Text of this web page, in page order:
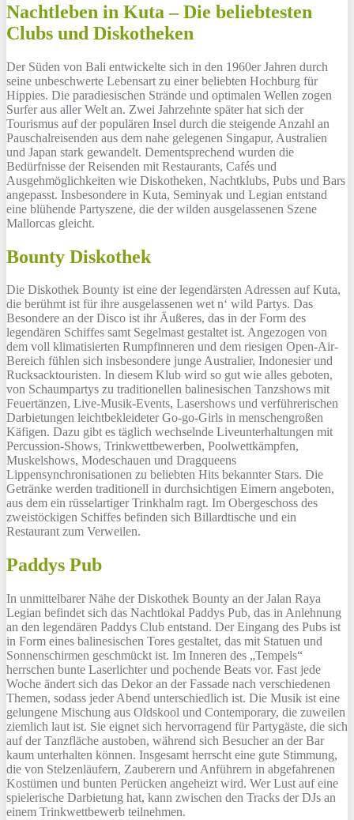
Nachtleben in Kuta – Die beliebtesten
Clubs und Diskotheken
Der Süden von Bali entwickelte sich in den 1960er Jahren durch
seine unbeschwerte Lebensart zu einer beliebten Hochburg für
Hippies. Die paradiesischen Strände und optimalen Wellen zogen
Surfer aus aller Welt an. Zwei Jahrzehnte später hat sich der
Tourismus auf der populären Insel durch die steigende Anzahl an
Pauschalreisenden aus dem nahe gelegenen Singapur, Australien
und Japan stark gewandelt. Dementsprechend wurden die
Bedürfnisse der Reisenden mit Restaurants, Cafés und
Ausgehmöglichkeiten wie Diskotheken, Nachtklubs, Pubs und Bars
angepasst. Insbesondere in Kuta, Seminyak und Legian entstand
eine blühende Partyszene, die der wilden ausgelassenen Szene
Mallorcas gleicht.
Bounty Diskothek
Die Diskothek Bounty ist eine der legendärsten Adressen auf Kuta,
die berühmt ist für ihre ausgelassenen wet n‘ wild Partys. Das
Besondere an der Disco ist ihr Äußeres, das in der Form des
legendären Schiffes samt Segelmast gestaltet ist. Angezogen von
dem voll klimatisierten Rumpfinneren und dem riesigen Open-Air-
Bereich fühlen sich insbesondere junge Australier, Indonesier und
Rucksacktouristen. In diesem Klub wird so gut wie alles geboten,
von Schaumpartys zu traditionellen balinesischen Tanzshows mit
Feuertänzen, Live-Musik-Events, Lasershows und verführerischen
Darbietungen leichtbekleideter Go-go-Girls in menschengroßen
Käfigen. Dazu gibt es täglich wechselnde Liveunterhaltungen mit
Percussion-Shows, Trinkwettbewerben, Poolwettkämpfen,
Muskelshows, Modeschauen und Dragqueens
Lippensynchronisationen zu beliebten Hits bekannter Stars. Die
Getränke werden traditionell in durchsichtigen Eimern angeboten,
aus dem ein rüsselartiger Trinkhalm ragt. Im Obergeschoss des
zweistöckigen Schiffes befinden sich Billardtische und ein
Restaurant zum Verweilen.
Paddys Pub
In unmittelbarer Nähe der Diskothek Bounty an der Jalan Raya
Legian befindet sich das Nachtlokal Paddys Pub, das in Anlehnung
an den legendären Paddys Club entstand. Der Eingang des Pubs ist
in Form eines balinesischen Tores gestaltet, das mit Statuen und
Sonnenschirmen geschmückt ist. Im Inneren des „Tempels“
herrschen bunte Laserlichter und pochende Beats vor. Fast jede
Woche ändert sich das Dekor an der Fassade nach verschiedenen
Themen, sodass jeder Abend unterschiedlich ist. Die Musik ist eine
gelungene Mischung aus Oldskool und Contemporary, die zuweilen
ziemlich laut ist. Sie eignet sich hervorragend für Partygäste, die sich
auf der Tanzfläche austoben, während sich Besucher an der Bar
kaum unterhalten können. Insgesamt herrscht eine gute Stimmung,
die von Stelzenläufern, Zauberern und Anführern in abgefahrenen
Kostümen und bunten Perücken angeheizt wird. Wer Lust auf eine
spielerische Darbietung hat, kann zwischen den Tracks der DJs an
einem Trinkwettbewerb teilnehmen.